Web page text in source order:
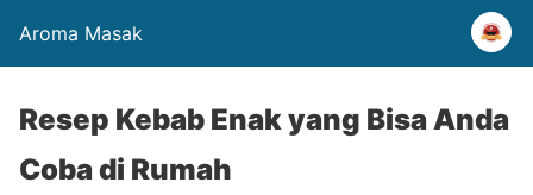
Aroma Masak
Resep Kebab Enak yang Bisa Anda
Coba di Rumah